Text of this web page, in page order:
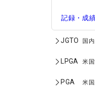
記録・成
JGTO 国
LPGA 米
PGA 米